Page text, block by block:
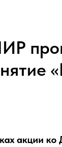
акции ко